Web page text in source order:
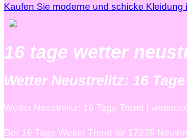
Kaufen Sie moderne und schicke
16 tage wetter
Wetter Neustrelitz: 16
Wetter Neustrelitz: 16 Tage Trend |
Der 16 Tage Wetter Trend für 17235